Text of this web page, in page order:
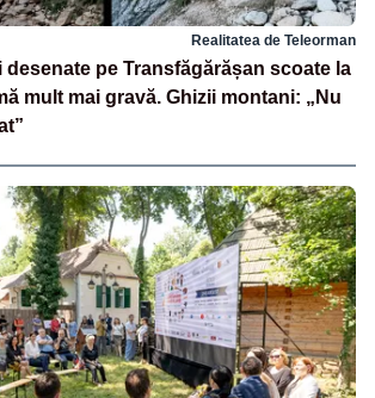
Realitatea de Teleorman
pe Transfăgărășan scoate la
mult mai gravă. Ghizii montani: „Nu